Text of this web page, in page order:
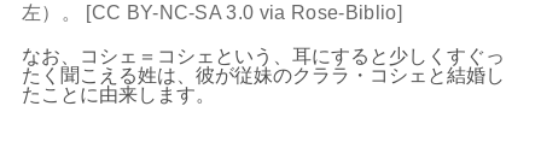
左）。 [CC BY-NC-SA 3.0 via Rose-Biblio]
なお、コシェ＝コシェという、耳にすると少しくすぐっ
たく聞こえる姓は、彼が従妹のクララ・コシェと結婚し
たことに由来します。